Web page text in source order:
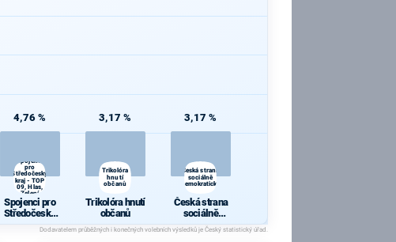
4,76 %
Spojenci
pro
Středočeský
kraj - TOP
09, Hlas,
Zelení
Spojenci pro
Středočeský
kraj - TOP 09,
Hlas, Zelení
3,17 %
Trikolóra
hnutí
občanů
Trikolóra hnutí
občanů
3,17 %
Česká strana
sociálně
demokratická
Česká strana
sociálně
demokratická